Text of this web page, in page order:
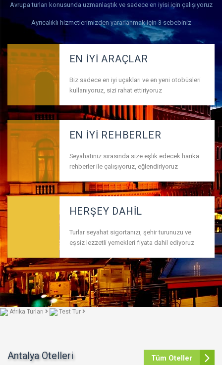
Avrupa turları konusunda uzmanlaştık ve sadece en iyisi için çalışıyoruz
Ayrıcalıklı hizmetlerimizden yararlanmak için 3 sebebiniz
EN İYİ ARAÇLAR
Biz sadece en iyi uçakları ve en yeni otobüsleri
kullanıyoruz, sizi rahat ettiriyoruz
EN İYİ REHBERLER
Seyahatiniz sırasında size eşlik edecek harika
rehberler ile çalışıyoruz, eğlendiriyoruz
HERŞEY DAHİL
Turlar seyahat sigortanızı, şehir turunuzu ve
eşsiz lezzetli yemekleri fiyata dahil ediyoruz
Afrika Turları Test Tur
Antalya Otelleri Tüm Oteller